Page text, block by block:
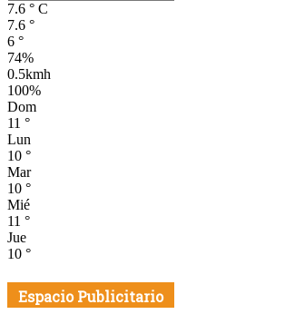
7.6 ° C
7.6 °
6 °
74%
0.5kmh
100%
Dom
11 °
Lun
10 °
Mar
10 °
Mié
11 °
Jue
10 °
Espacio Publicitario